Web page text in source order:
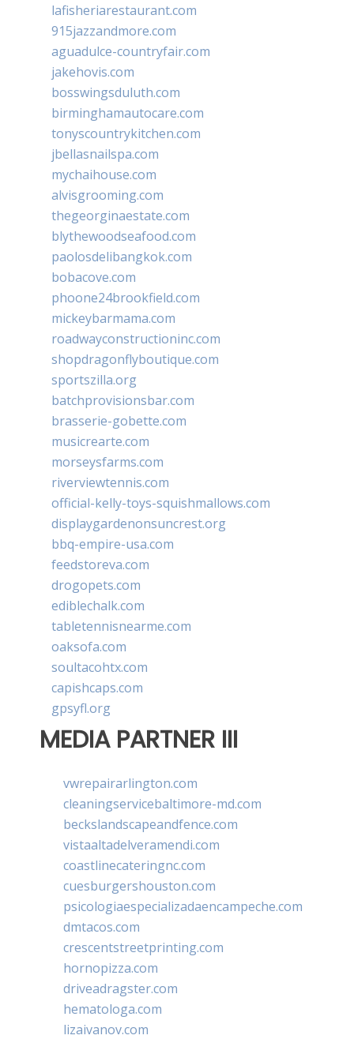
lafisheriarestaurant.com
915jazzandmore.com
aguadulce-countryfair.com
jakehovis.com
bosswingsduluth.com
birminghamautocare.com
tonyscountrykitchen.com
jbellasnailspa.com
mychaihouse.com
alvisgrooming.com
thegeorginaestate.com
blythewoodseafood.com
paolosdelibangkok.com
bobacove.com
phoone24brookfield.com
mickeybarmama.com
roadwayconstructioninc.com
shopdragonflyboutique.com
sportszilla.org
batchprovisionsbar.com
brasserie-gobette.com
musicrearte.com
morseysfarms.com
riverviewtennis.com
official-kelly-toys-squishmallows.com
displaygardenonsuncrest.org
bbq-empire-usa.com
feedstoreva.com
drogopets.com
ediblechalk.com
tabletennisnearme.com
oaksofa.com
soultacohtx.com
capishcaps.com
gpsyfl.org
MEDIA PARTNER III
vwrepairarlington.com
cleaningservicebaltimore-md.com
beckslandscapeandfence.com
vistaaltadelveramendi.com
coastlinecateringnc.com
cuesburgershouston.com
psicologiaespecializadaencampeche.com
dmtacos.com
crescentstreetprinting.com
hornopizza.com
driveadragster.com
hematologa.com
lizaivanov.com